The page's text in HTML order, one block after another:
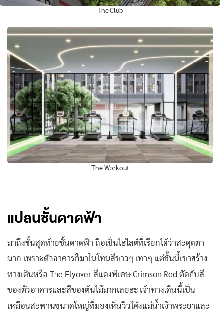
The Club
The Workout
แปลนชั้นดาดฟ้า
มาถึงชั้นสุดท้ายชั้นดาดฟ้า ถือเป็นไฮไลต์ที่เรียกได้ว่าสะดุดตา
มาก เพราะตัวอาคารก็มาในโทนสีขาวๆ เทาๆ แต่ชั้นนี้เขาสร้าง
ทางเดินหรือ The Flyover สีแดงพิเศษ Crimson Red ตัดกับสี
ของตัวอาคารและสีของต้นไม้มากเลยฮะ เจ้าทางเดินนี้เป็น
เหมือนสะพานขนาดใหญ่ที่มองเห็นวิวโค้งแม่น้ำเจ้าพระยาและ